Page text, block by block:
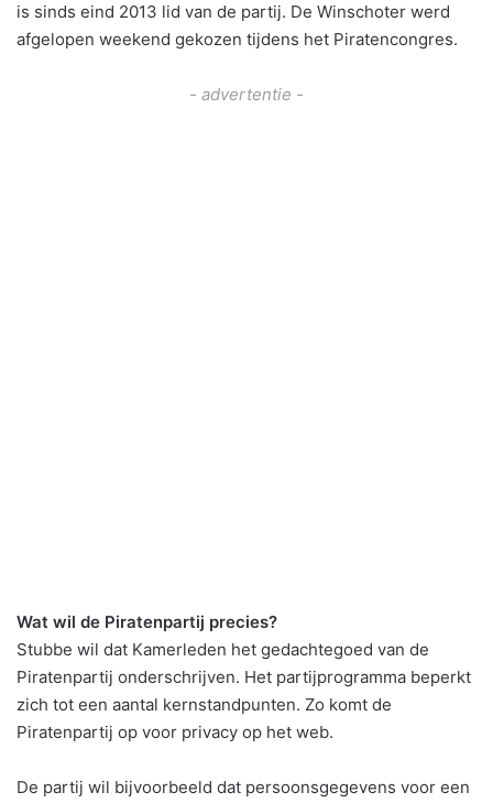
is sinds eind 2013 lid van de partij. De Winschoter werd
afgelopen weekend gekozen tijdens het Piratencongres.
- advertentie -
Wat wil de Piratenpartij precies?
Stubbe wil dat Kamerleden het gedachtegoed van de
Piratenpartij onderschrijven. Het partijprogramma beperkt
zich tot een aantal kernstandpunten. Zo komt de
Piratenpartij op voor privacy op het web.
De partij wil bijvoorbeeld dat persoonsgegevens voor een